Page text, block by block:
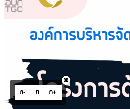
ก- ก ก+
✖